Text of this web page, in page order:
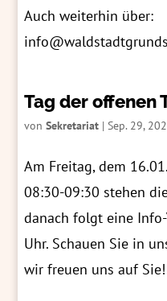
Auch weiterhin über:
Tag der offenen
vonSekretariat |Sep. 29,
Am Freitag, dem
08:30-09:30 stehen
danach folgt eine
Uhr. Schauen Sie in
wir freuen uns auf Sie!